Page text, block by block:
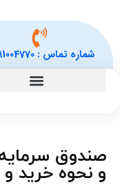
شماره تماس :
صندوق
و نحوه خرید